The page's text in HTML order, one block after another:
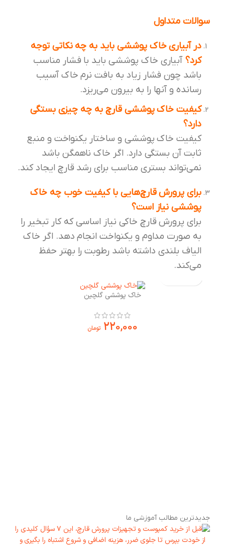
سوالات متداول
در آبیاری خاک پوششی باید به چه نکاتی توجه
کرد؟ آبیاری خاک پوششی باید با فشار مناسب
باشد چون فشار زیاد به بافت نرم خاک آسیب
رسانده و آنها را به بیرون می‌ریزد.
کیفیت خاک پوششی قارچ به چه چیزی بستگی
دارد؟
کیفیت خاک پوششی و ساختار یکنواخت و منبع
ثابت آن بستگی دارد. اگر خاک ناهمگن باشد
نمی‌تواند بستری مناسب برای رشد قارچ ایجاد کند.
برای پرورش قارچ‌هایی با کیفیت خوب چه خاک
پوششی نیاز است؟
برای پرورش قارچ خاکی نیاز اساسی که کار تبخیر را
به صورت مداوم و یکنواخت انجام دهد. اگر خاک
الیاف بلندی داشته باشد رطوبت را بهتر حفظ
می‌کند.
خاک پوششی گلچین
220,000 تومان
جدیدترین مطالب آموزشی ما